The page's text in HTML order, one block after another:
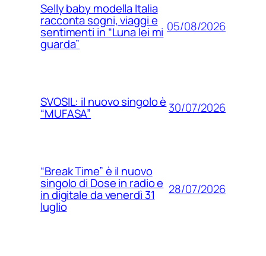
Selly baby modella Italia
racconta sogni, viaggi e
sentimenti in “Luna lei mi
guarda”
05/08/2026
SVOSIL: il nuovo singolo è
“MUFASA” 30/07/2026
“Break Time” è il nuovo
singolo di Dose in radio e
in digitale da venerdì 31
luglio
28/07/2026